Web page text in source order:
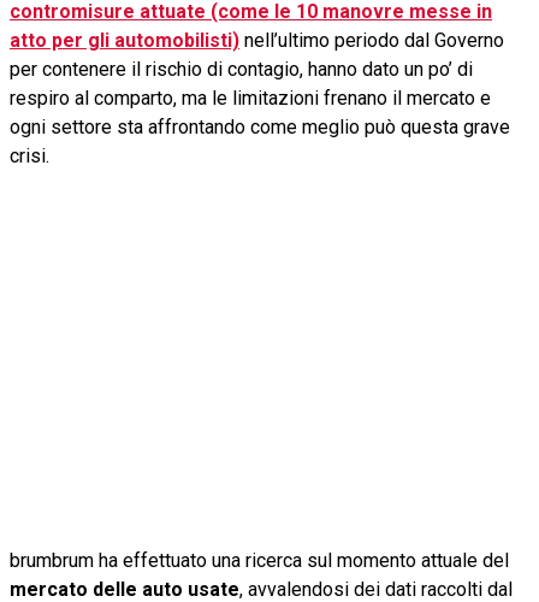
contromisure attuate (come le 10 manovre messe in
atto per gli automobilisti) nell’ultimo periodo dal Governo
per contenere il rischio di contagio, hanno dato un po’ di
respiro al comparto, ma le limitazioni frenano il mercato e
ogni settore sta affrontando come meglio può questa grave
crisi.
brumbrum ha effettuato una ricerca sul momento attuale del
mercato delle auto usate, avvalendosi dei dati raccolti dal